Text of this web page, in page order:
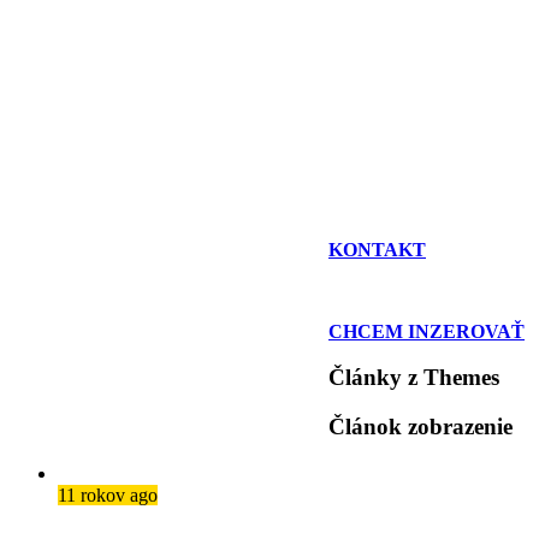
KONTAKT
CHCEM INZEROVAŤ
Články z Themes
Článok zobrazenie
11 rokov ago